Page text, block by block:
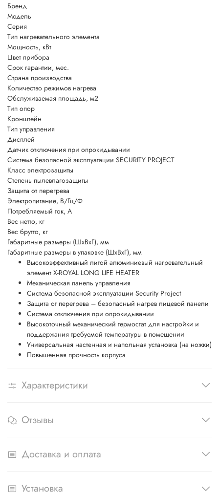
Бренд
Модель
Серия
Тип нагревательного элемента
Мощность, кВт
Цвет прибора
Срок гарантии, мес.
Страна производства
Количество режимов нагрева
Обслуживаемая площадь, м2
Тип опор
Кронштейн
Тип управления
Дисплей
Датчик отключения при опрокидывании
Система безопасной эксплуатации SECURITY PROJECT
Класс электрозащиты
Степень пылевлагозащиты
Защита от перегрева
Электропитание, В/Гц/Ф
Потребляемый ток, А
Вес нетто, кг
Вес брутто, кг
Габаритные размеры (ШxВxГ), мм
Габаритные размеры в упаковке (ШxВxГ), мм
Высокоэффективный литой алюминиевый нагревательный
элемент X-ROYAL LONG LIFE HEATER
Механическая панель управления
Система безопасной эксплуатации Security Project
Защита от перегрева – безопасный нагрев лицевой панели
Система отключения при опрокидывании
Высокоточный механический термостат для настройки и
поддержания требуемой температуры в помещении
Универсальная настенная и напольная установка (на ножки)
Повышенная прочность корпуса
Характеристики
Отзывы
Доставка и оплата
Установка